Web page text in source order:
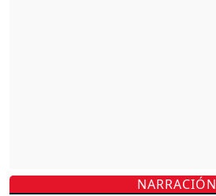
NARRACIÓN